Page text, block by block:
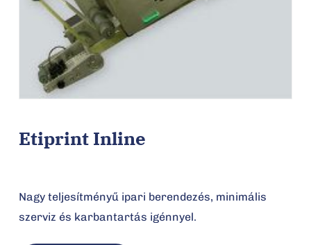
Etiprint Inline
Nagy teljesítményű ipari berendezés, minimális
szerviz és karbantartás igénnyel.